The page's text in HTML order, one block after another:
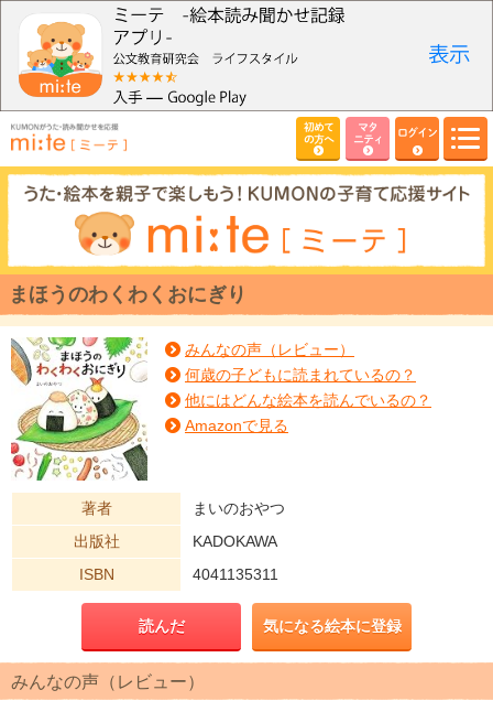
初めて
の方へ
マタ
ニティ
ログイン
まほうのわくわくおにぎり
みんなの声（レビュー）
何歳の子どもに読まれているの？
他にはどんな絵本を読んでいるの？
Amazonで見る
著者
まいのおやつ
出版社
KADOKAWA
ISBN
4041135311
読んだ 気になる絵本に登録
みんなの声（レビュー）